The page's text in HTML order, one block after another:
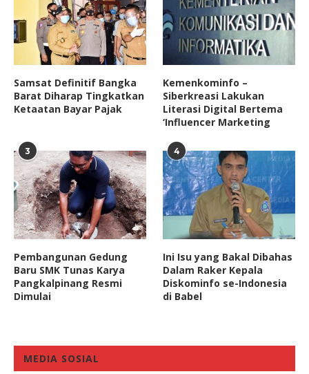
Samsat Definitif Bangka
Barat Diharap Tingkatkan
Ketaatan Bayar Pajak
Kemenkominfo –
Siberkreasi Lakukan
Literasi Digital Bertema
‘Influencer Marketing
3
Pembangunan Gedung
Baru SMK Tunas Karya
Pangkalpinang Resmi
Dimulai
4
Ini Isu yang Bakal Dibahas
Dalam Raker Kepala
Diskominfo se-Indonesia
di Babel
MEDIA SOSIAL